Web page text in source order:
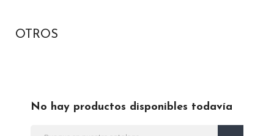
OTROS
No hay productos disponibles todavía